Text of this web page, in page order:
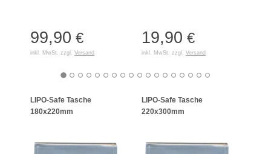
99,90 €
inkl. MwSt. zzgl. Versand
19,90 €
inkl. MwSt. zzgl. Versand
LIPO-Safe Tasche
180x220mm
LIPO-Safe Tasche
220x300mm